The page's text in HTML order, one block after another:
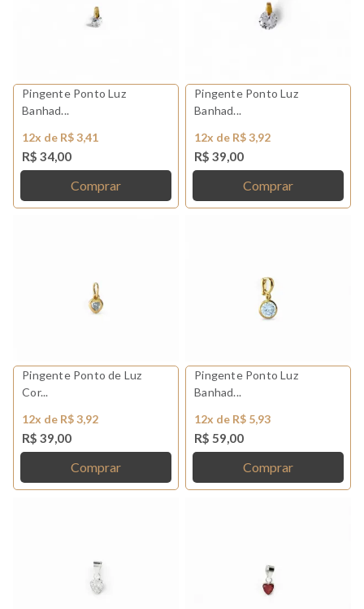
Pingente Ponto Luz
Banhad...
12x de R$ 3,41
R$ 34,00
Comprar
Pingente Ponto Luz
Banhad...
12x de R$ 3,92
R$ 39,00
Comprar
Pingente Ponto de Luz
Cor...
12x de R$ 3,92
R$ 39,00
Comprar
Pingente Ponto Luz
Banhad...
12x de R$ 5,93
R$ 59,00
Comprar